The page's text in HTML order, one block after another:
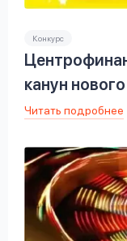
Конкурс
канун
Читать подробнее